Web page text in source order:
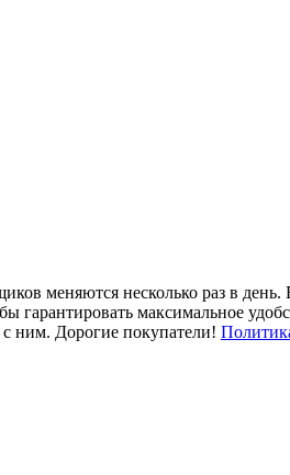
меняются несколько раз в
максимальное
с ним. Дорогие покупатели!